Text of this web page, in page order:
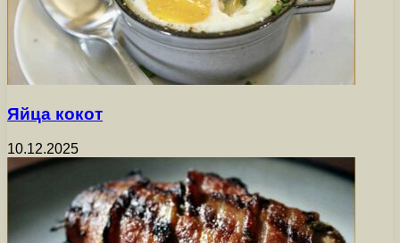
Яйца кокот
10.12.2025